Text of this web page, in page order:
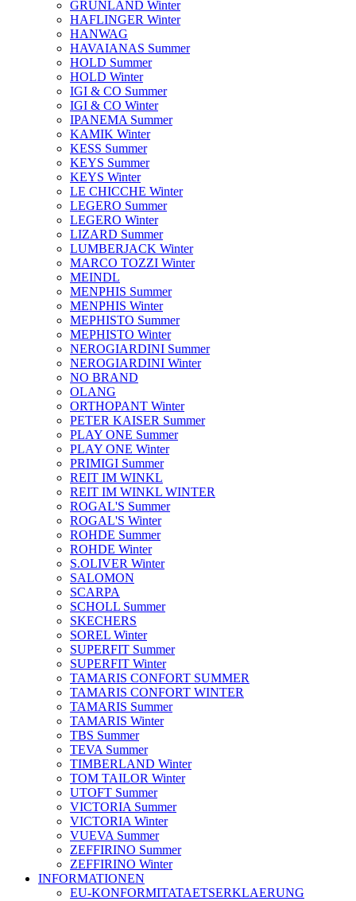
GRUNLAND Winter
HAFLINGER Winter
HANWAG
HAVAIANAS Summer
HOLD Summer
HOLD Winter
IGI & CO Summer
IGI & CO Winter
IPANEMA Summer
KAMIK Winter
KESS Summer
KEYS Summer
KEYS Winter
LE CHICCHE Winter
LEGERO Summer
LEGERO Winter
LIZARD Summer
LUMBERJACK Winter
MARCO TOZZI Winter
MEINDL
MENPHIS Summer
MENPHIS Winter
MEPHISTO Summer
MEPHISTO Winter
NEROGIARDINI Summer
NEROGIARDINI Winter
NO BRAND
OLANG
ORTHOPANT Winter
PETER KAISER Summer
PLAY ONE Summer
PLAY ONE Winter
PRIMIGI Summer
REIT IM WINKL
REIT IM WINKL WINTER
ROGAL'S Summer
ROGAL'S Winter
ROHDE Summer
ROHDE Winter
S.OLIVER Winter
SALOMON
SCARPA
SCHOLL Summer
SKECHERS
SOREL Winter
SUPERFIT Summer
SUPERFIT Winter
TAMARIS CONFORT SUMMER
TAMARIS CONFORT WINTER
TAMARIS Summer
TAMARIS Winter
TBS Summer
TEVA Summer
TIMBERLAND Winter
TOM TAILOR Winter
UTOFT Summer
VICTORIA Summer
VICTORIA Winter
VUEVA Summer
ZEFFIRINO Summer
ZEFFIRINO Winter
INFORMATIONEN
EU-KONFORMITATAETSERKLAERUNG